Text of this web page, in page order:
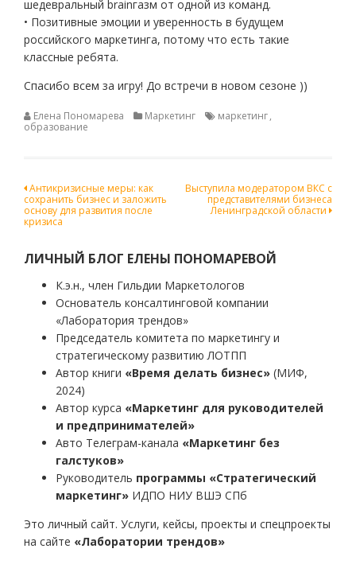
шедевральный brainгазм от одной из команд.
• Позитивные эмоции и уверенность в будущем
российского маркетинга, потому что есть такие
классные ребята.
Спасибо всем за игру! До встречи в новом сезоне ))
Елена Пономарева Маркетинг маркетинг,
образование
Навигация
по
Антикризисные меры: как
сохранить бизнес и заложить
основу для развития после
кризиса
Выступила модератором ВКС с
представителями бизнеса
Ленинградской области
ЛИЧНЫЙ БЛОГ ЕЛЕНЫ ПОНОМАРЕВОЙ
К.э.н., член Гильдии Маркетологов
Основатель консалтинговой компании
«Лаборатория трендов»
Председатель комитета по маркетингу и
стратегическому развитию ЛОТПП
Автор книги «Время делать бизнес» (МИФ,
2024)
Автор курса «Маркетинг для руководителей
и предпринимателей»
Авто Телеграм-канала «Маркетинг без
галстуков»
Руководитель программы «Стратегический
маркетинг» ИДПО НИУ ВШЭ СПб
Это личный сайт. Услуги, кейсы, проекты и спецпроекты
на сайте «Лаборатории трендов»